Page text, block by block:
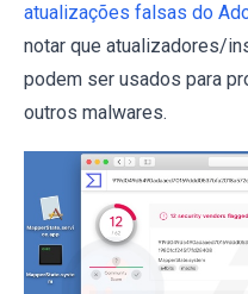
atualizações falsas do
notar que atualizadores/
podem ser usados ​​para
outros malwares.